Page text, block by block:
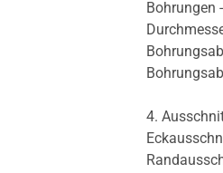
Bohrungen
4.